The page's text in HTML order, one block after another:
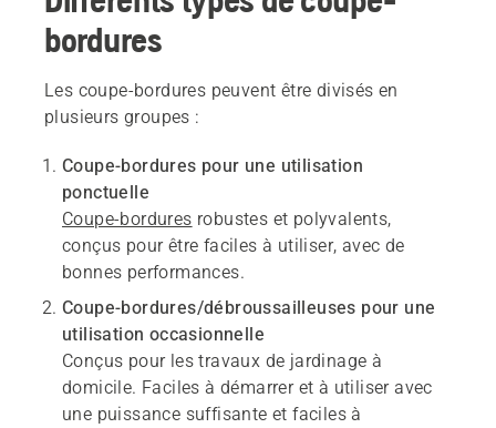
bordures
Les coupe-bordures peuvent être divisés en
plusieurs groupes :
Coupe-bordures pour une utilisation
ponctuelle
Coupe-bordures robustes et polyvalents,
conçus pour être faciles à utiliser, avec de
bonnes performances.
Coupe-bordures/débroussailleuses pour une
utilisation occasionnelle
Conçus pour les travaux de jardinage à
domicile. Faciles à démarrer et à utiliser avec
une puissance suffisante et faciles à